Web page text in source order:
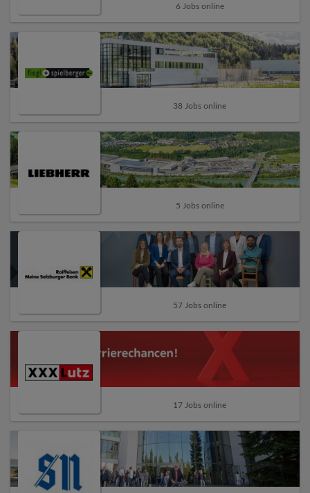
6 Jobs online
38 Jobs online
5 Jobs online
57 Jobs online
17 Jobs online